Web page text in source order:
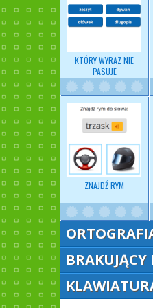
KTÓRY WYRAZ NIE
PASUJE
ZNAJDŹ RYM